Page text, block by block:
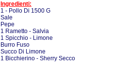
Ingredienti:
1 - Pollo Di 1500 G
Sale
Pepe
1 Rametto - Salvia
1 Spicchio - Limone
Burro Fuso
Succo Di Limone
1 Bicchierino - Sherry Secco